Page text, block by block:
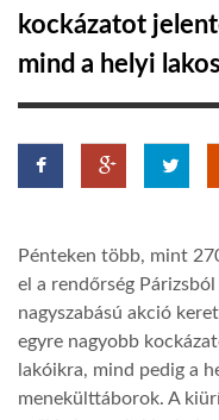
TROPICALMAGAZIN
AFRIKA TUDÁSTÁR
kockázatot
mind a helyi
Pénteken több, mint
el a rendőrség
nagyszabású akció
egyre nagyobb
lakóikra, mind pedig a
menekülttáborok. A